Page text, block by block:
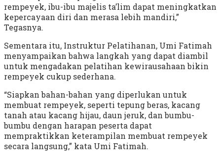
rempeyek, ibu-ibu majelis ta’lim dapat meningkatkan
kepercayaan diri dan merasa lebih mandiri,”
Tegasnya.
Sementara itu, Instruktur Pelatihanan, Umi Fatimah
menyampaikan bahwa langkah yang dapat diambil
untuk mengadakan pelatihan kewirausahaan bikin
rempeyek cukup sederhana.
“Siapkan bahan-bahan yang diperlukan untuk
membuat rempeyek, seperti tepung beras, kacang
tanah atau kacang hijau, daun jeruk, dan bumbu-
bumbu dengan harapan peserta dapat
mempraktikkan keterampilan membuat rempeyek
secara langsung,” kata Umi Fatimah.